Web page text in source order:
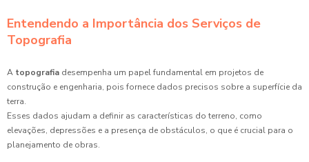
Entendendo a Importância dos Serviços de
Topografia
A topografia desempenha um papel fundamental em projetos de
construção e engenharia, pois fornece dados precisos sobre a superfície da
terra.
Esses dados ajudam a definir as características do terreno, como
elevações, depressões e a presença de obstáculos, o que é crucial para o
planejamento de obras.